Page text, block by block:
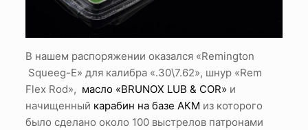
В нашем распоряжении оказался «Remington
Squeeg-E» для калибра «.30\7.62», шнур «Rem
Flex Rod», масло «BRUNOX LUB & COR» и
начищенный карабин на базе АКМ из которого
было сделано около 100 выстрелов патронами